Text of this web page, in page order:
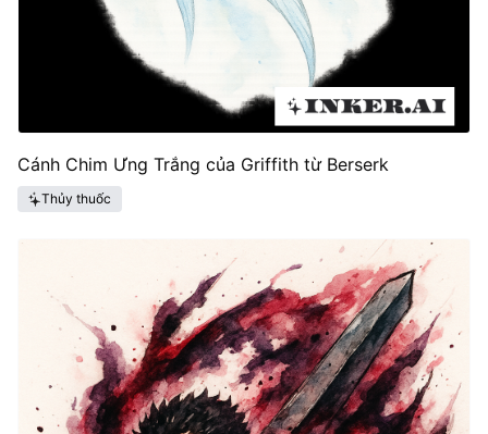
Cánh Chim Ưng Trắng của Griffith từ Berserk
Thủy thuốc